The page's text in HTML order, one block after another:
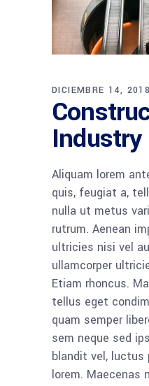
DICIEMBRE 14, 2018
Aliquam lorem
quis, feugiat a,
nulla ut metus
rutrum. Aenean
ultricies nisi vel
ullamcorper
Etiam rhoncus.
tellus eget
quam semper
sem neque sed
blandit vel, luctus
lorem. Maecenas